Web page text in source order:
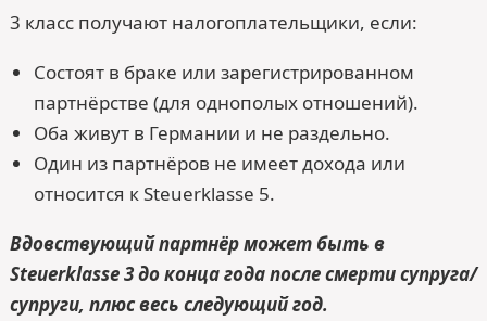
3 класс получают налогоплательщики, если:
Состоят в браке или зарегистрированном
партнёрстве (для однополых отношений).
Оба живут в Германии и не раздельно.
Один из партнёров не имеет дохода или
относится к Steuerklasse 5.
Вдовствующий партнёр может быть в
Steuerklasse 3 до конца года после смерти супруга/
супруги, плюс весь следующий год.